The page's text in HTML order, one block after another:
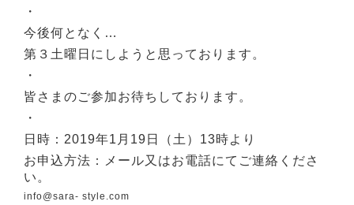
・
今後何となく…
第３土曜日にしようと思っております。
・
皆さまのご参加お待ちしております。
・
日時：2019年1月19日（土）13時より
お申込方法：メール又はお電話にてご連絡くださ
い。
info@sara- style.com